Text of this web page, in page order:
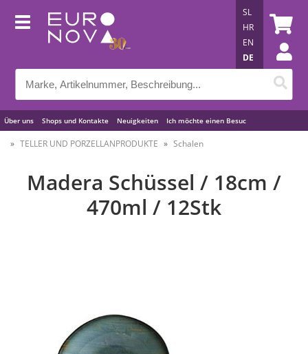
Über uns Shops und Kontakte Neuigkeiten Ich möchte einen Besuc
Nützliche Tipps
SL
HR
EN
DE
TELLER UND PORZELLANPRODUKTE Schalen
Madera Schüssel / 18cm /
470ml / 12Stk